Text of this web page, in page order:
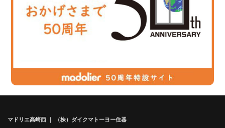
マドリエ高崎西 ｜ （株）ダイクマトーヨー住器